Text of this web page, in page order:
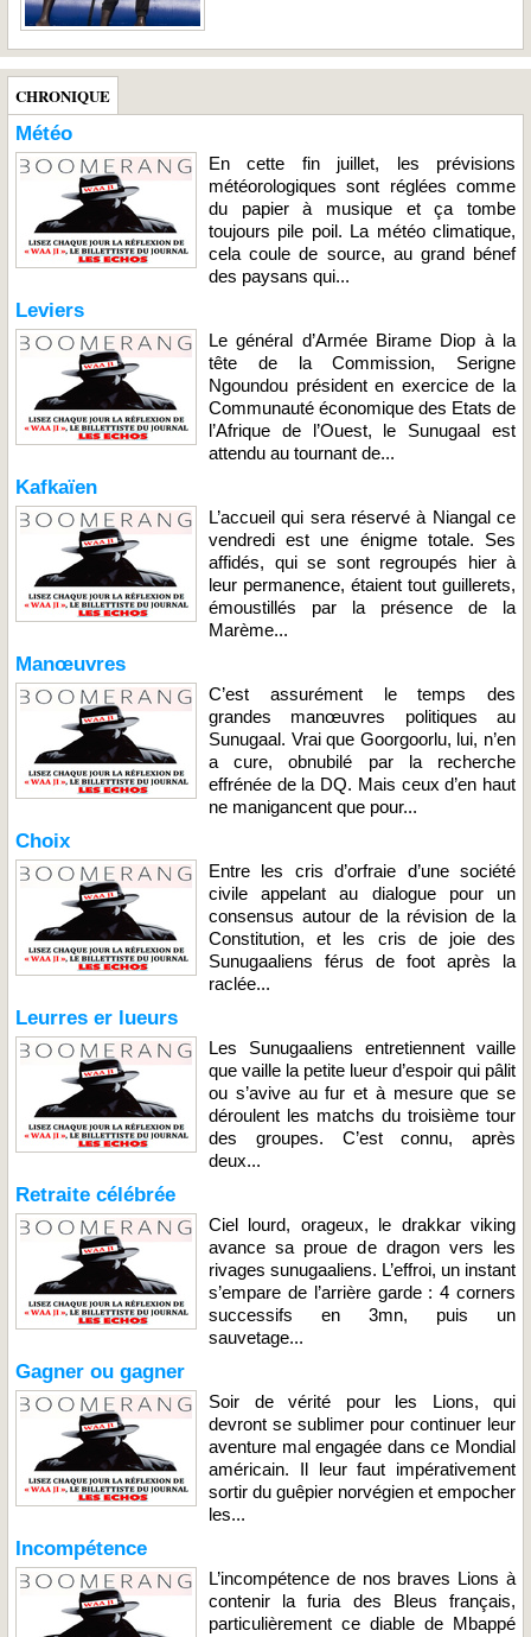
CHRONIQUE
Météo
En cette fin juillet, les prévisions
météorologiques sont réglées comme
du papier à musique et ça tombe
toujours pile poil. La météo climatique,
cela coule de source, au grand bénef
des paysans qui...
Leviers
Le général d’Armée Birame Diop à la
tête de la Commission, Serigne
Ngoundou président en exercice de la
Communauté économique des Etats de
l’Afrique de l’Ouest, le Sunugaal est
attendu au tournant de...
Kafkaïen
L’accueil qui sera réservé à Niangal ce
vendredi est une énigme totale. Ses
affidés, qui se sont regroupés hier à
leur permanence, étaient tout guillerets,
émoustillés par la présence de la
Marème...
Manœuvres
C’est assurément le temps des
grandes manœuvres politiques au
Sunugaal. Vrai que Goorgoorlu, lui, n’en
a cure, obnubilé par la recherche
effrénée de la DQ. Mais ceux d’en haut
ne manigancent que pour...
Choix
Entre les cris d’orfraie d’une société
civile appelant au dialogue pour un
consensus autour de la révision de la
Constitution, et les cris de joie des
Sunugaaliens férus de foot après la
raclée...
Leurres er lueurs
Les Sunugaaliens entretiennent vaille
que vaille la petite lueur d’espoir qui pâlit
ou s’avive au fur et à mesure que se
déroulent les matchs du troisième tour
des groupes. C’est connu, après
deux...
Retraite célébrée
Ciel lourd, orageux, le drakkar viking
avance sa proue de dragon vers les
rivages sunugaaliens. L’effroi, un instant
s’empare de l’arrière garde : 4 corners
successifs en 3mn, puis un
sauvetage...
Gagner ou gagner
Soir de vérité pour les Lions, qui
devront se sublimer pour continuer leur
aventure mal engagée dans ce Mondial
américain. Il leur faut impérativement
sortir du guêpier norvégien et empocher
les...
Incompétence
L’incompétence de nos braves Lions à
contenir la furia des Bleus français,
particulièrement ce diable de Mbappé